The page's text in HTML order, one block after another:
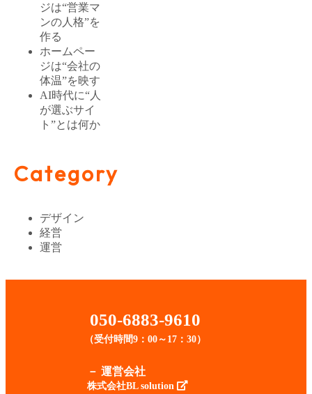
ジは“営業マ
ンの人格”を
作る
ホームペー
ジは“会社の
体温”を映す
AI時代に“人
が選ぶサイ
ト”とは何か
Category
デザイン
経営
運営
050-6883-9610
（受付時間9：00～17：30）
－ 運営会社
株式会社BL solution